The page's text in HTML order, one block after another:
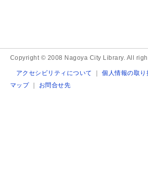
Copyright © 2008 Nagoya City Library. All
アクセシビリティについて ｜個人情報の取り
マップ｜ お問合せ先